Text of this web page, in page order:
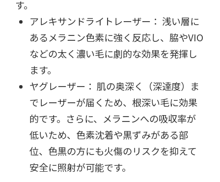
す。
アレキサンドライトレーザー： 浅い層に
あるメラニン色素に強く反応し、脇やVIO
などの太く濃い毛に劇的な効果を発揮し
ます。
ヤグレーザー： 肌の奥深く（深達度）ま
でレーザーが届くため、根深い毛に効果
的です。さらに、メラニンへの吸収率が
低いため、色素沈着や黒ずみがある部
位、色黒の方にも火傷のリスクを抑えて
安全に照射が可能です。